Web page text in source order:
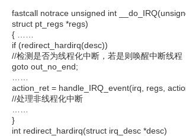
fastcall notrace unsigned int
struct pt_regs *regs)
{ ……
if (redirect_hardirq(desc))
//检测是否为线程化中断，若是则唤醒中断线程
goto out_no_end;
action_ret = handle_IRQ_event(irq, regs,
//处理非线程化中断
}
int redirect_hardirq(struct irq_desc *desc)